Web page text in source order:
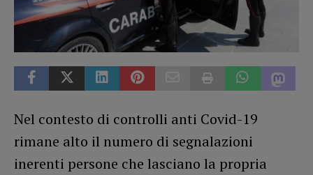
Nel contesto di controlli anti Covid-19
rimane alto il numero di segnalazioni
inerenti persone che lasciano la propria